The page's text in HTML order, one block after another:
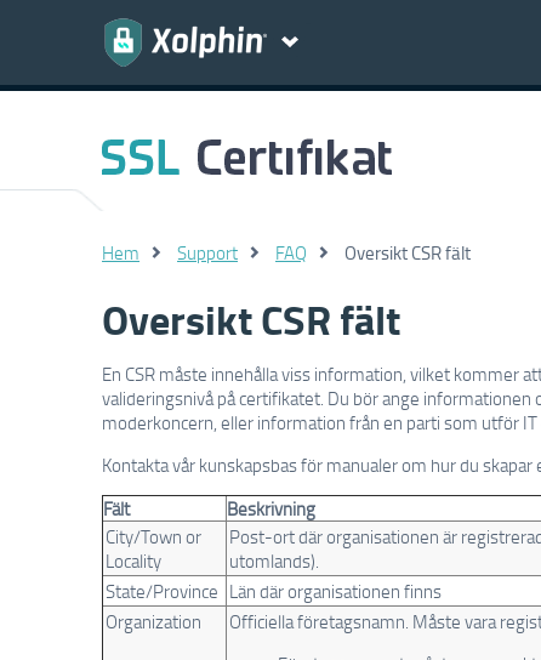
Hem Support FAQ Oversikt CSR fält
Oversikt CSR fält
En CSR måste innehålla viss information, vilket kommer
valideringsnivå på certifikatet. Du bör ange
moderkoncern, eller information från en parti som utför
Kontakta vår kunskapsbas för manualer om hur du skapar
Fält
Beskrivning
City/Town or
Locality
Post-ort där organisationen är
utomlands).
State/Province Län där organisationen finns
Organization
Officiella företagsnamn. Måste vara